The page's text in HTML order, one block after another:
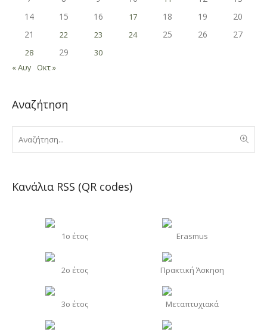
14
15 16 17 18 19
20
21
22 23 24 25 26 27
28 29
30
« Αυγ
Οκτ »
Αναζήτηση
Κανάλια RSS (QR codes)
1o έτος Erasmus
2o έτος Πρακτική Άσκηση
3o έτος Μεταπτυχιακά